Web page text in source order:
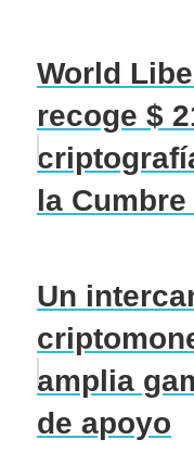
World
recoge $
la
Un
amplia
de apoyo